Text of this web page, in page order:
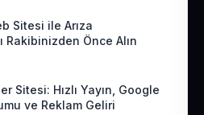
Sitesi ile Arıza
Rakibinizden Önce Alın
Sitesi: Hızlı Yayın, Google
ve Reklam Geliri